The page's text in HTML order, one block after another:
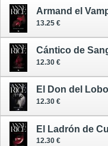
Armand el
13.25 €
Cántico de
12.30 €
El Don del Lobo
12.30 €
El Ladrón de
12.30 €